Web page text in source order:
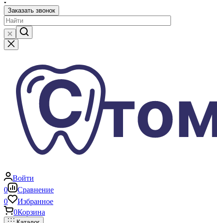
Заказать звонок
Войти
0
Сравнение
0
Избранное
0Корзина